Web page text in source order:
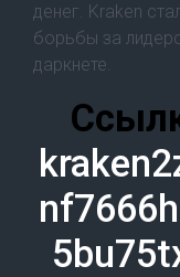
денег. Kraken
борьбы за
даркнете.